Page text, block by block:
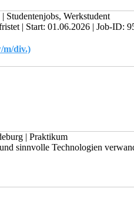
| Studentenjobs, Werkstudent
| Start: 01.06.2026 | Job-
m/div.)
| Praktikum
sinnvolle Technologien